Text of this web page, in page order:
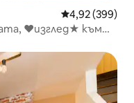
Средна
4,92 (399)
♥изглед★ към